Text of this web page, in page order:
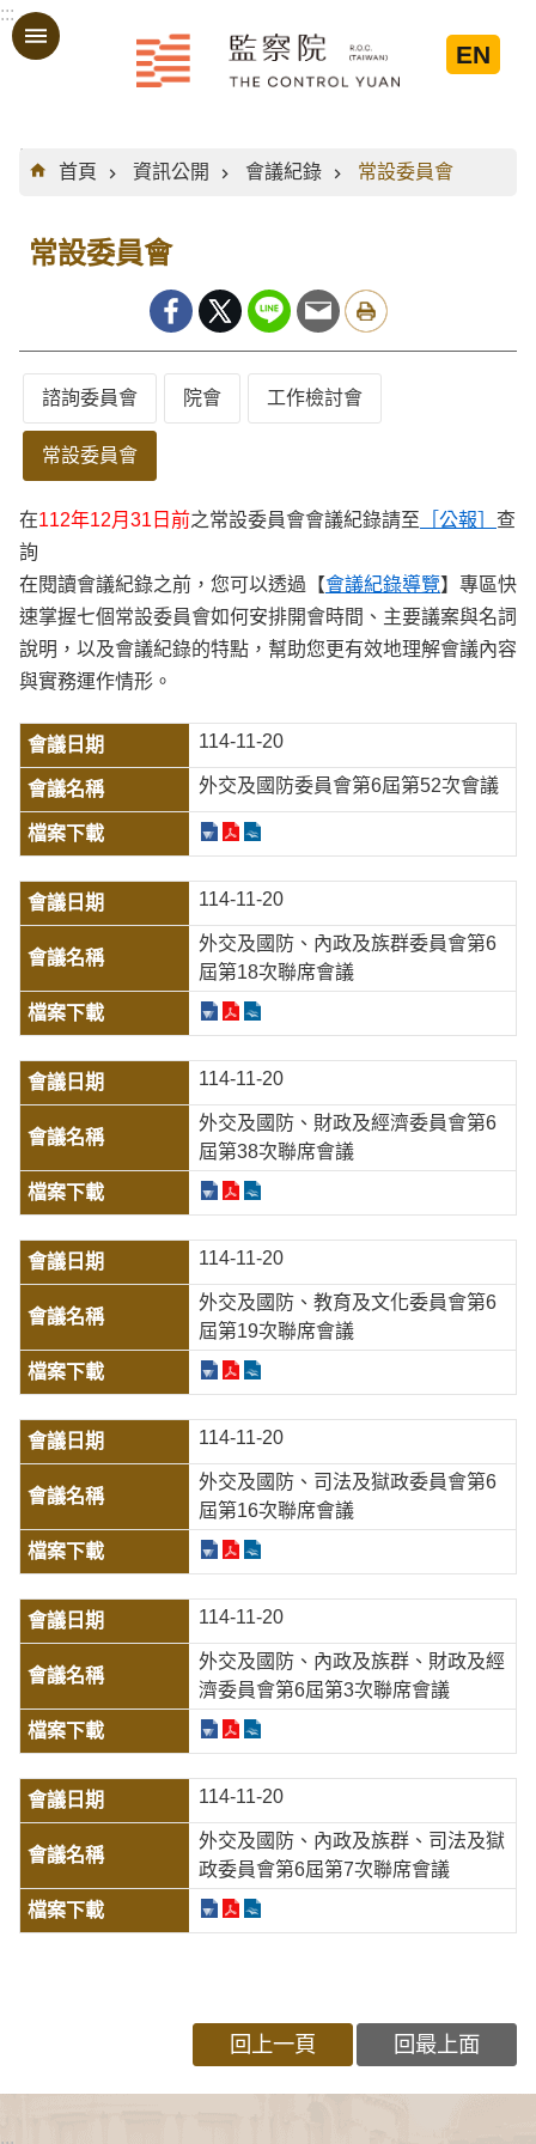
跳到主要內容區塊
:::
EN
:::
首頁
資訊公開 會議紀錄 常設委員會
常設委員會
諮詢委員會 院會 工作檢討會
常設委員會
在112年12月31日前之常設委員會會議紀錄請至 ［公報］ 查
詢
在閱讀會議紀錄之前，您可以透過【會議紀錄導覽】專區快
速掌握七個常設委員會如何安排開會時間、主要議案與名詞
說明，以及會議紀錄的特點，幫助您更有效地理解會議內容
與實務運作情形。
114-11-20
外交及國防委員會第6屆第52次會議
114-11-20
外交及國防、內政及族群委員會第6
屆第18次聯席會議
114-11-20
外交及國防、財政及經濟委員會第6
屆第38次聯席會議
114-11-20
外交及國防、教育及文化委員會第6
屆第19次聯席會議
114-11-20
外交及國防、司法及獄政委員會第6
屆第16次聯席會議
114-11-20
外交及國防、內政及族群、財政及經
濟委員會第6屆第3次聯席會議
114-11-20
外交及國防、內政及族群、司法及獄
政委員會第6屆第7次聯席會議
回上一頁 回最上面